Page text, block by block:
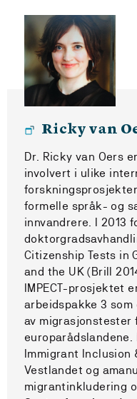
Ricky van
Dr. Ricky van Oers
involvert i ulike
formelle språk- og
innvandrere. I 2013
Citizenship Tests in
and the UK (Brill
IMPECT-prosjektet
arbeidspakke 3
av migrasjonstester
europarådslandene.
Immigrant Inclusion
Vestlandet og
migrantinkludering